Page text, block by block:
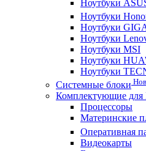
Ноутбуки
Ноутбуки
Ноутбуки
Ноутбуки
Ноутбуки MSI
Ноутбуки
Ноутбуки
Системные блоки
Комплектующие
Процессоры
Материнские
Оперативная
Видеокарты